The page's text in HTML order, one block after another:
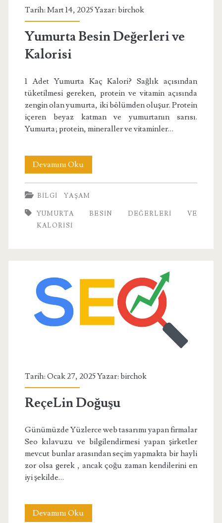
Tarih: Mart 14, 2025 Yazar: birchok
Yumurta Besin Değerleri ve
Kalorisi
1 Adet Yumurta Kaç Kalori? Sağlık açısından
tüketilmesi gereken, protein ve vitamin açısında
zengin olan yumurta, iki bölümden oluşur. Protein
içeren beyaz katman ve yumurtanın sarısı.
Yumurta; protein, mineraller ve vitaminler…
Devamını OkuYumurta
Besin
Değerleri
ve
BILGI YAŞAM
YUMURTA BESIN DEĞERLERI VE
KALORISI
Tarih: Ocak 27, 2025 Yazar: birchok
ReçeLin Doğuşu
Günümüzde Yüzlerce web tasarımı yapan firmalar
Seo kılavuzu ve bilgilendirmesi yapan şirketler
mevcut bunlar arasından seçim yapmakta bir hayli
zor olsa gerek , ancak çoğu zaman kendilerini en
iyi şekilde…
Devamını OkuReçeLin